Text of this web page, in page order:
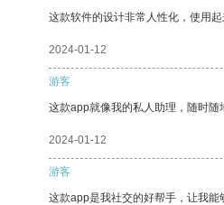
这款软件的设计非常人性化，使用起
2024-01-12
游客
这款app就像我的私人助理，随时随
2024-01-12
游客
这款app是我社交的好帮手，让我能